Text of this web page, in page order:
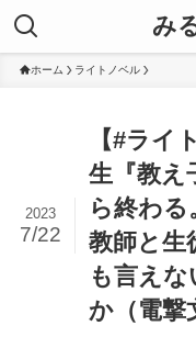
み
ホーム ライトノベル
【#ライ
生『教え
ら終わ
教師と
も言え
か（電撃
2023
7/22